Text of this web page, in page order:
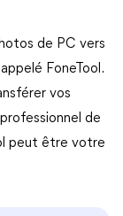
de PC vers
FoneTool.
vos
de
peut être votre